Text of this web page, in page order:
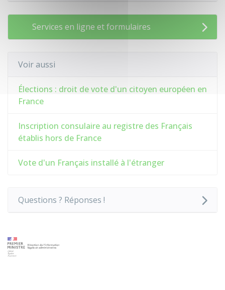
Services en ligne et formulaires
Voir aussi
Élections : droit de vote d'un citoyen européen en
France
Inscription consulaire au registre des Français
établis hors de France
Vote d'un Français installé à l'étranger
Questions ? Réponses !